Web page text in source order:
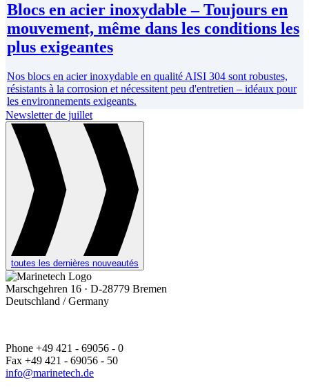
Blocs en acier inoxydable – Toujours en
mouvement, même dans les conditions les
plus exigeantes
Nos blocs en acier inoxydable en qualité AISI 304 sont robustes,
résistants à la corrosion et nécessitent peu d'entretien – idéaux pour
les environnements exigeants.
Newsletter de juillet
toutes les dernières nouveautés
Marschgehren 16 · D-28779 Bremen
Deutschland / Germany
Phone +49 421 - 69056 - 0
Fax +49 421 - 69056 - 50
info@marinetech.de